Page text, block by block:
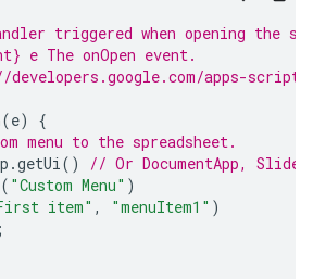
triggered when opening the
e The onOpen event.
apps-script/
(e)
{
menu to the spreadsheet.
.getUi()
// Or DocumentApp,
( "Custom Menu" )
item" , "menuItem1" )